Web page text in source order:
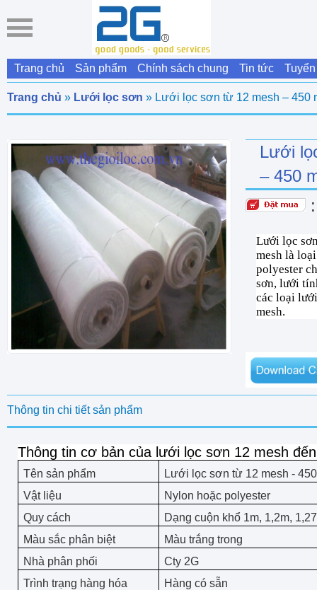
Trang chủ Sản phẩm Chính sách chung Tin tức
Trang chủ » Lưới lọc sơn » Lưới lọc sơn từ 12 mesh – 450
Lưới
– 450
Lưới lọc
mesh là
polyester
sơn, lưới
các loại
mesh.
Thông tin chi tiết sản phẩm
Thông tin cơ bản của lưới lọc sơn 12 mesh
Tên sản phẩm
Lưới lọc sơn từ 12 mesh -
Vật liệu
Nylon hoặc polyester
Quy cách
Dạng cuộn khổ 1m, 1,2m,
Màu sắc phân biệt
Màu trắng trong
Nhà phân phối
Cty 2G
Trình trạng hàng hóa
Hàng có sẵn